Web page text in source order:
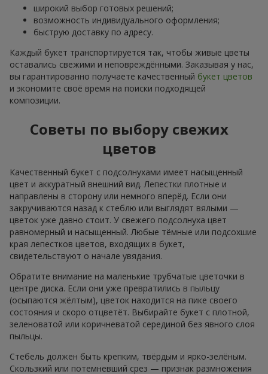
широкий выбор готовых решений;
возможность индивидуального оформления;
быструю доставку по адресу.
Каждый букет транспортируется так, чтобы живые цветы
оставались свежими и неповреждёнными. Заказывая у нас,
вы гарантированно получаете качественный букет цветов
и экономите своё время на поиски подходящей
композиции.
Советы по выбору свежих
цветов
Качественный букет с подсолнухами имеет насыщенный
цвет и аккуратный внешний вид. Лепестки плотные и
направлены в сторону или немного вперёд. Если они
закручиваются назад к стеблю или выглядят вялыми —
цветок уже давно стоит. У свежего подсолнуха цвет
равномерный и насыщенный. Любые тёмные или подсохшие
края лепестков цветов, входящих в букет,
свидетельствуют о начале увядания.
Обратите внимание на маленькие трубчатые цветочки в
центре диска. Если они уже превратились в пыльцу
(осыпаются жёлтым), цветок находится на пике своего
состояния и скоро отцветёт. Выбирайте букет с плотной,
зеленоватой или коричневатой серединой без явного слоя
пыльцы.
Стебель должен быть крепким, твёрдым и ярко-зелёным.
Скользкий или потемневший срез — признак размножения